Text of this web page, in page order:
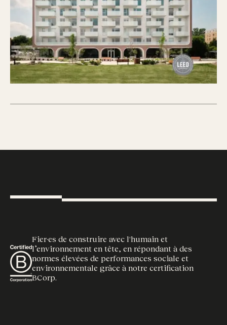
Fier·es de construire avec l'humain et
l’environnement en tête, en répondant à des
normes élevées de performances sociale et
environnementale grâce à notre certification
BCorp.